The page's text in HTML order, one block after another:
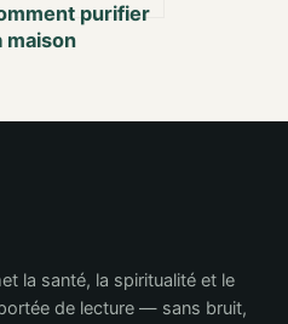
purifier
maison
la santé, la spiritualité et le
de lecture — sans bruit,